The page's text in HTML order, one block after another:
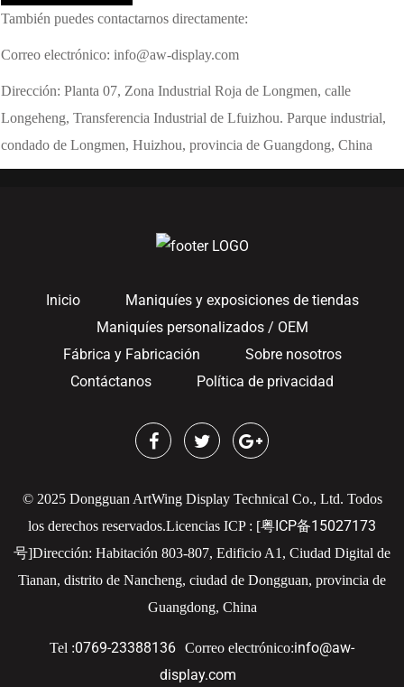
También puedes contactarnos directamente:
Correo electrónico: info@aw-display.com
Dirección: Planta 07, Zona Industrial Roja de Longmen, calle
Longeheng, Transferencia Industrial de Lfuizhou. Parque industrial,
condado de Longmen, Huizhou, provincia de Guangdong, China
Inicio
Maniquíes y exposiciones de tiendas
Maniquíes personalizados / OEM
Fábrica y Fabricación
Sobre nosotros
Contáctanos
Política de privacidad
© 2025 Dongguan ArtWing Display Technical Co., Ltd. Todos
los derechos reservados.Licencias ICP : [粤ICP备15027173
号]Dirección: Habitación 803-807, Edificio A1, Ciudad Digital de
Tianan, distrito de Nancheng, ciudad de Dongguan, provincia de
Guangdong, China
Tel :0769-23388136 Correo electrónico:info@aw-
display.com